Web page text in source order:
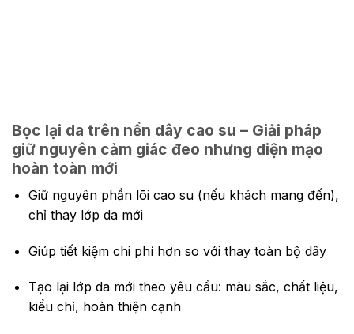
Bọc lại da trên nền dây cao su – Giải pháp
giữ nguyên cảm giác đeo nhưng diện mạo
hoàn toàn mới
Giữ nguyên phần lõi cao su (nếu khách mang đến),
chỉ thay lớp da mới
Giúp tiết kiệm chi phí hơn so với thay toàn bộ dây
Tạo lại lớp da mới theo yêu cầu: màu sắc, chất liệu,
kiểu chỉ, hoàn thiện cạnh